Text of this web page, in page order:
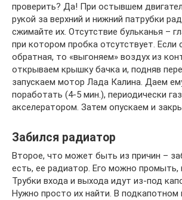
проверить? Да! При остывшем
рукой за верхний и нижний патрубки
сжимайте их. Отсутствие бульканья –
при котором пробка отсутствует. Если
обратная, то «выгоняем» воздух из
открываем крышку бачка и, подняв
запускаем мотор Лада Калина. Даем
поработать (4-5 мин.), периодически
акселератором. Затем опускаем и
Забился радиатор
Второе, что может быть из причин –
есть, ее радиатор. Его можно промыть,
Трубки входа и выхода идут из-под
Нужно просто их найти. В подкапотном